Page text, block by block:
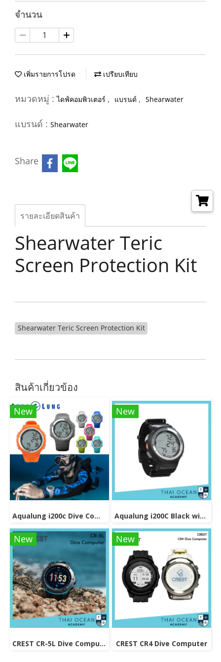
จำนวน
เพิ่มรายการโปรด เปรียบเทียบ
หมวดหมู่ :ไดฟ์คอมพิวเตอร์ , แบรนด์ , Shearwater
แบรนด์ : Shearwater
Share
รายละเอียดสินค้า
Shearwater Teric
Screen Protection Kit
Shearwater Teric Screen Protection Kit
สินค้าเกี่ยวข้อง
New
Aqualung i200c Dive Computer
New
Aqualung i200C Black with Nato Strap Dive Computer
New
CREST CR-5L Dive Computer
New
CREST CR4 Dive Computer